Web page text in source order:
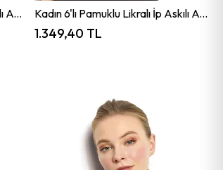
Kadın 6'lı Pamuklu Likralı İp Askılı Atlet BEYAZ JBR503.0006 Kadın 6'lı Pamuklu Likralı İp Askılı Atlet SİYAH JBR503.0006
1.349,40 TL